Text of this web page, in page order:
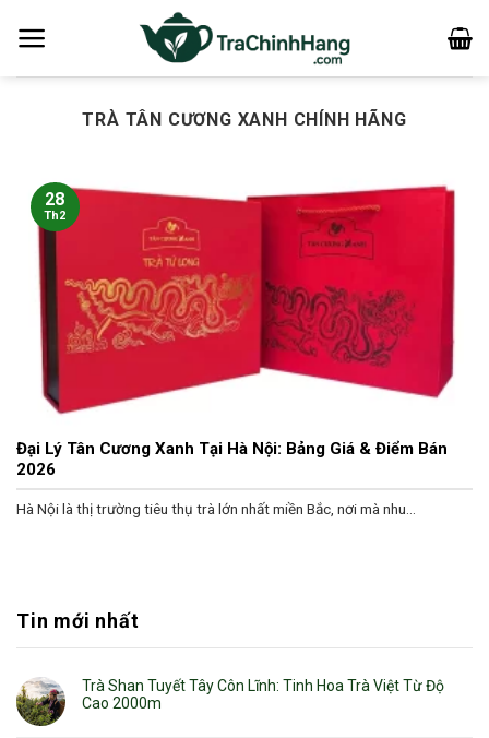
qua
TRÀ TÂN CƯƠNG XANH CHÍNH HÃNG
Đại Lý Tân Cương Xanh Tại Hà Nội: Bảng Giá & Điểm Bán
2026
Hà Nội là thị trường tiêu thụ trà lớn nhất miền Bắc, nơi mà nhu...
28
Th2
Tin mới nhất
Trà Shan Tuyết Tây Côn Lĩnh: Tinh Hoa Trà Việt Từ Độ
Cao 2000m